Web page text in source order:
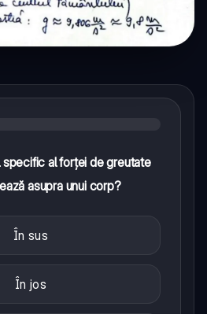
al forței de greutate
asupra unui corp?
În sus
În jos